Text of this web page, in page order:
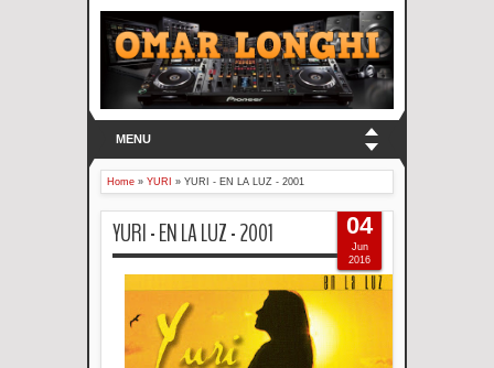
MENU
Home » YURI » YURI - EN LA LUZ - 2001
YURI - EN LA LUZ - 2001 04
Jun
2016